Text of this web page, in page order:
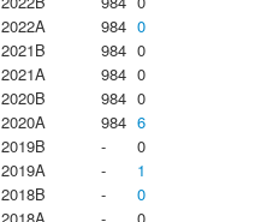
2022A
984 0
2021B
984 0
2021A
984 0
2020B
984 0
2020A
984 6
2019B
-
0
2019A
-
1
2018B
-
0